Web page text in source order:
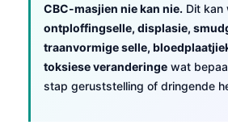
CBC-masjien nie kan nie. Dit kan
ontploffingselle, displasie,
traanvormige selle,
toksiese veranderinge wat
stap geruststelling of dringende